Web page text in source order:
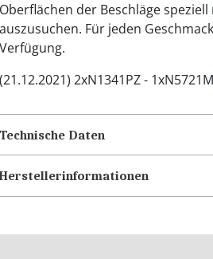
Oberflächen der Beschläge
auszusuchen. Für jeden
Verfügung.
(21.12.2021) 2xN1341PZ -
Technische Daten
Herstellerinformationen